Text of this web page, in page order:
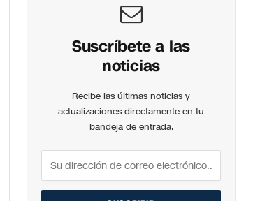
Suscríbete a las
noticias
Recibe las últimas noticias y
actualizaciones directamente en tu
bandeja de entrada.